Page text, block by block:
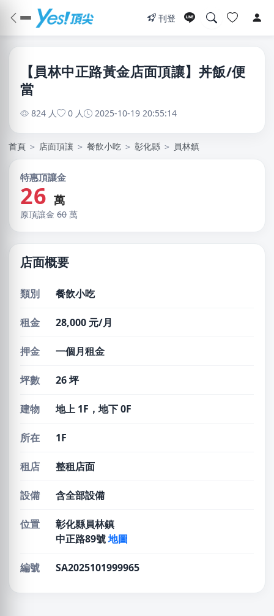
刊登
【員林中正路黃金店面頂讓】丼飯/便
當
824 人 0 人 2025-10-19 20:55:14
首頁 ＞ 店面頂讓 ＞ 餐飲小吃 ＞ 彰化縣 ＞ 員林鎮
特惠頂讓金
26 萬
原頂讓金 60 萬
店面概要
類別 餐飲小吃
租金 28,000 元/月
押金 一個月租金
坪數 26 坪
建物 地上 1F，地下 0F
所在 1F
租店 整租店面
設備 含全部設備
位置
彰化縣員林鎮
中正路89號地圖
編號 SA2025101999965